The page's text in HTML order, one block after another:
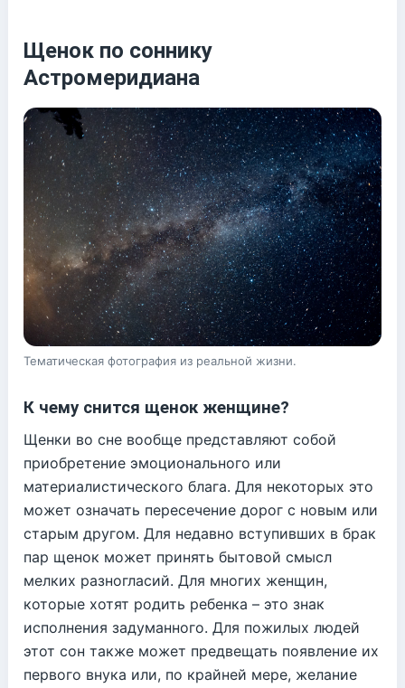
Щенок по соннику
Астромеридиана
Тематическая фотография из реальной жизни.
К чему снится щенок женщине?
Щенки во сне вообще представляют собой
приобретение эмоционального или
материалистического блага. Для некоторых это
может означать пересечение дорог с новым или
старым другом. Для недавно вступивших в брак
пар щенок может принять бытовой смысл
мелких разногласий. Для многих женщин,
которые хотят родить ребенка – это знак
исполнения задуманного. Для пожилых людей
этот сон также может предвещать появление их
первого внука или, по крайней мере, желание